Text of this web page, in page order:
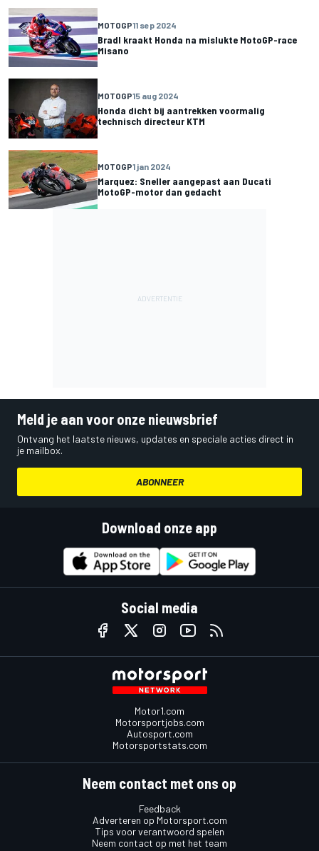
MOTOGP11 sep 2024
Bradl kraakt Honda na mislukte MotoGP-race
Misano
MOTOGP15 aug 2024
Honda dicht bij aantrekken voormalig
technisch directeur KTM
MOTOGP1 jan 2024
Marquez: Sneller aangepast aan Ducati
MotoGP-motor dan gedacht
Meld je aan voor onze nieuwsbrief
Ontvang het laatste nieuws, updates en speciale acties direct in
je mailbox.
ABONNEER
Download onze app
Social media
Motor1.com
Motorsportjobs.com
Autosport.com
Motorsportstats.com
Neem contact met ons op
Feedback
Adverteren op Motorsport.com
Tips voor verantwoord spelen
Neem contact op met het team